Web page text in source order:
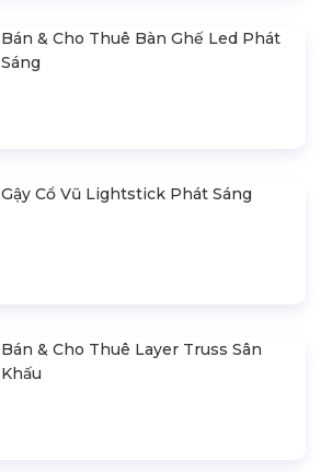
Bán & Cho Thuê Bàn Ghế Led Phát
Sáng
Gậy Cổ Vũ Lightstick Phát Sáng
Bán & Cho Thuê Layer Truss Sân
Khấu